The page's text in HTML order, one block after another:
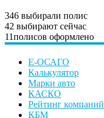
346 выбирали полис
42 выбирают сейчас
11полисов оформлено
Е-ОСАГО
Калькулятор
Марки авто
КАСКО
Рейтинг компаний
КБМ